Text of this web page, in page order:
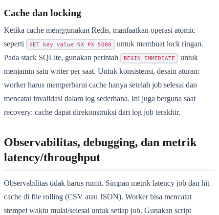
Cache dan locking
Ketika cache menggunakan Redis, manfaatkan operasi atomic
seperti
SET key value NX PX 5000
untuk membuat lock ringan.
Pada stack SQLite, gunakan perintah
BEGIN IMMEDIATE
untuk
menjamin satu writer per saat. Untuk konsistensi, desain aturan:
worker harus memperbarui cache hanya setelah job selesai dan
mencatat invalidasi dalam log sederhana. Ini juga berguna saat
recovery: cache dapat direkonstruksi dari log job terakhir.
Observabilitas, debugging, dan metrik
latency/throughput
Observabilitas tidak harus rumit. Simpan metrik latency job dan hit
cache di file rolling (CSV atau JSON). Worker bisa mencatat
stempel waktu mulai/selesai untuk setiap job. Gunakan script